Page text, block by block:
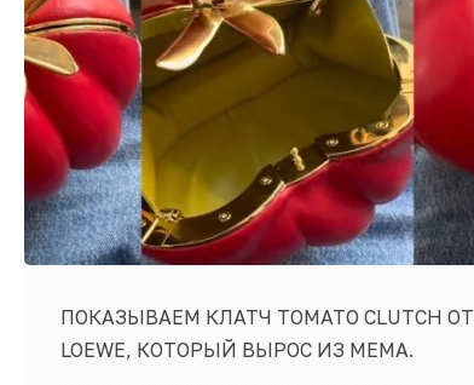
ПОКАЗЫВАЕМ КЛАТЧ TOMATO CLUTCH ОТ
LOEWE, КОТОРЫЙ ВЫРОС ИЗ МЕМА.